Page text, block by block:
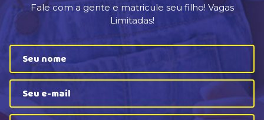
Fale com a gente e matricule seu filho! Vagas
Limitadas!